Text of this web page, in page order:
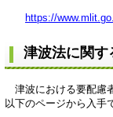
https://
津波法に関す
津波における要配慮
以下のページから入手